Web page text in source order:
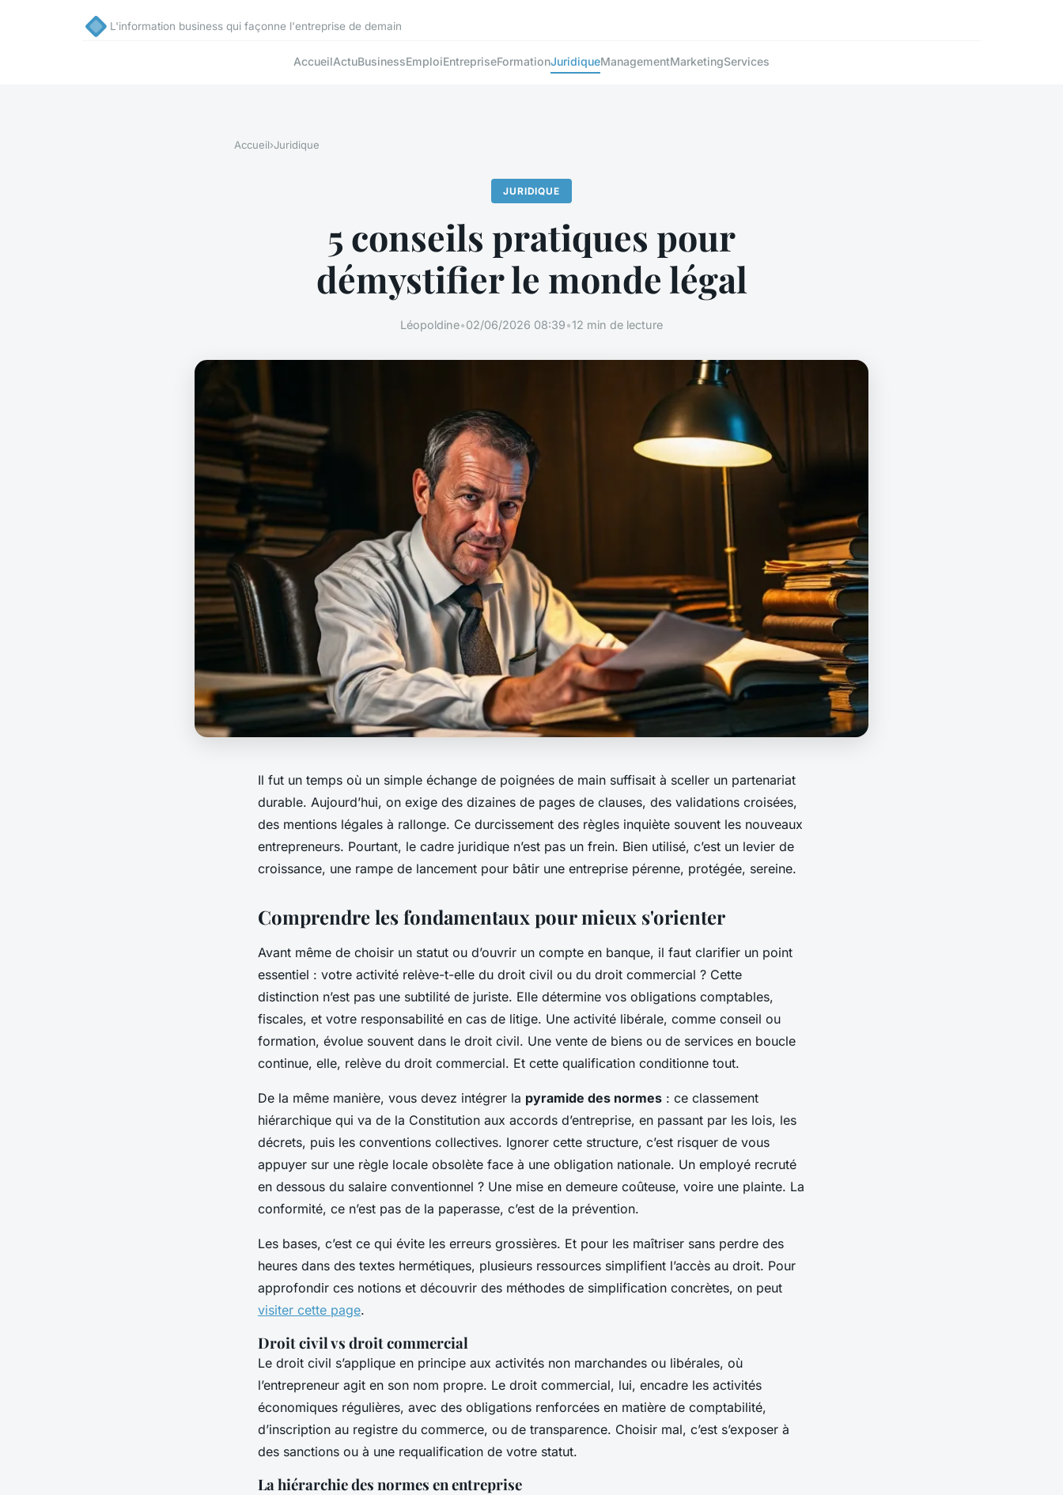
L'information business qui façonne l'entreprise de demain
AccueilActuBusinessEmploiEntrepriseFormationJuridiqueManagementMarketingServices
Accueil›Juridique
JURIDIQUE
5 conseils pratiques pour
démystifier le monde légal
Léopoldine•02/06/2026 08:39•12 min de lecture
Il fut un temps où un simple échange de poignées de main suffisait à sceller un partenariat
durable. Aujourd’hui, on exige des dizaines de pages de clauses, des validations croisées,
des mentions légales à rallonge. Ce durcissement des règles inquiète souvent les nouveaux
entrepreneurs. Pourtant, le cadre juridique n’est pas un frein. Bien utilisé, c’est un levier de
croissance, une rampe de lancement pour bâtir une entreprise pérenne, protégée, sereine.
Comprendre les fondamentaux pour mieux s'orienter
Avant même de choisir un statut ou d’ouvrir un compte en banque, il faut clarifier un point
essentiel : votre activité relève-t-elle du droit civil ou du droit commercial ? Cette
distinction n’est pas une subtilité de juriste. Elle détermine vos obligations comptables,
fiscales, et votre responsabilité en cas de litige. Une activité libérale, comme conseil ou
formation, évolue souvent dans le droit civil. Une vente de biens ou de services en boucle
continue, elle, relève du droit commercial. Et cette qualification conditionne tout.
De la même manière, vous devez intégrer la pyramide des normes : ce classement
hiérarchique qui va de la Constitution aux accords d’entreprise, en passant par les lois, les
décrets, puis les conventions collectives. Ignorer cette structure, c’est risquer de vous
appuyer sur une règle locale obsolète face à une obligation nationale. Un employé recruté
en dessous du salaire conventionnel ? Une mise en demeure coûteuse, voire une plainte. La
conformité, ce n’est pas de la paperasse, c’est de la prévention.
Les bases, c’est ce qui évite les erreurs grossières. Et pour les maîtriser sans perdre des
heures dans des textes hermétiques, plusieurs ressources simplifient l’accès au droit. Pour
approfondir ces notions et découvrir des méthodes de simplification concrètes, on peut
visiter cette page.
Droit civil vs droit commercial
Le droit civil s’applique en principe aux activités non marchandes ou libérales, où
l’entrepreneur agit en son nom propre. Le droit commercial, lui, encadre les activités
économiques régulières, avec des obligations renforcées en matière de comptabilité,
d’inscription au registre du commerce, ou de transparence. Choisir mal, c’est s’exposer à
des sanctions ou à une requalification de votre statut.
La hiérarchie des normes en entreprise